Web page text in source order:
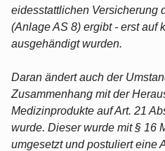
eidesstattlichen Versicherung
(Anlage AS 8) ergibt - erst auf
ausgehändigt wurden.
Daran ändert auch der
Zusammenhang mit der
Medizinprodukte auf Art. 21
wurde. Dieser wurde mit § 16
umgesetzt und postuliert eine